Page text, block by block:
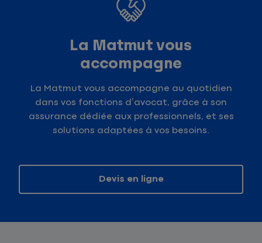
La Matmut vous
accompagne
La Matmut vous accompagne au quotidien
dans vos fonctions d’avocat, grâce à son
assurance dédiée aux professionnels, et ses
solutions adaptées à vos besoins.
Devis en ligne